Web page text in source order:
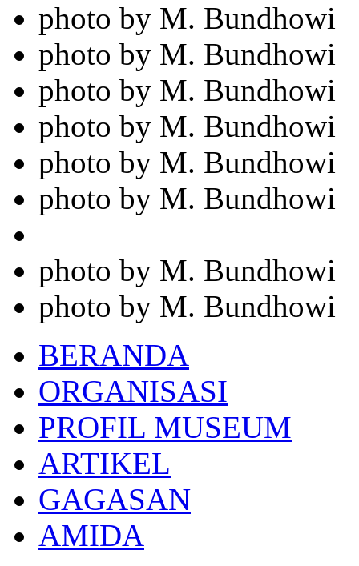
photo by M. Bundhowi
photo by M. Bundhowi
photo by M. Bundhowi
photo by M. Bundhowi
photo by M. Bundhowi
photo by M. Bundhowi
photo by M. Bundhowi
photo by M. Bundhowi
BERANDA
ORGANISASI
PROFIL MUSEUM
ARTIKEL
GAGASAN
AMIDA